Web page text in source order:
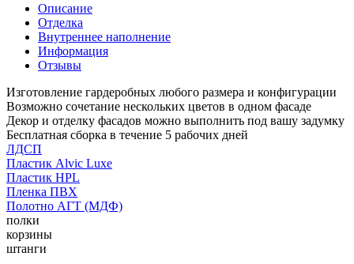
Описание
Отделка
Внутреннее наполнение
Информация
Отзывы
Изготовление гардеробных любого размера и конфигурации
Возможно сочетание нескольких цветов в одном фасаде
Декор и отделку фасадов можно выполнить под вашу задумку
Бесплатная сборка в течение 5 рабочих дней
ЛДСП
Пластик Alvic Luxe
Пластик HPL
Пленка ПВХ
Полотно АГТ (МДФ)
полки
корзины
штанги